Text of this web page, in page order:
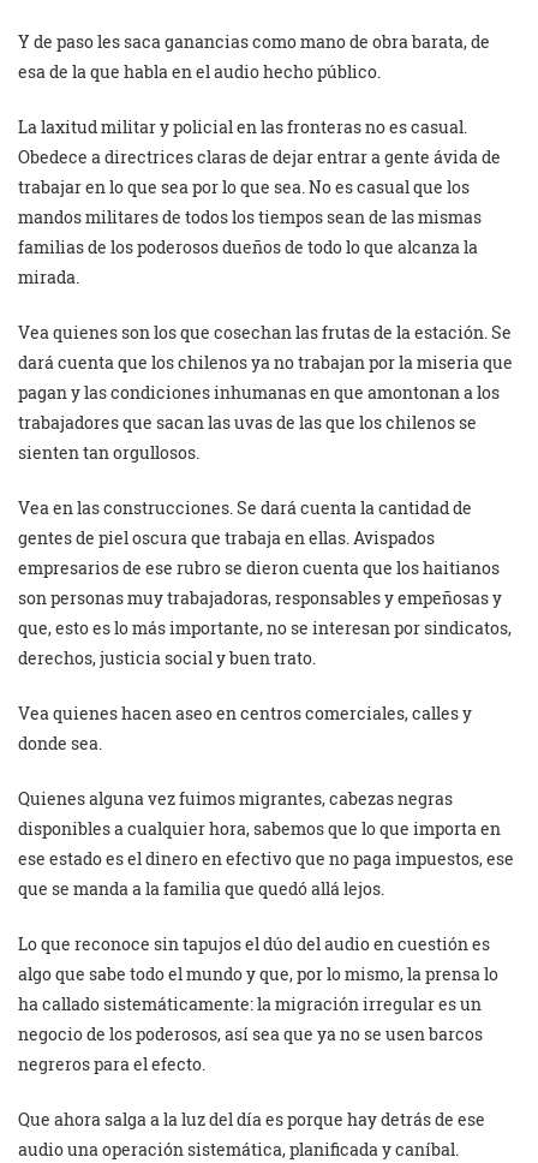
Y de paso les saca ganancias como mano de obra barata, de
esa de la que habla en el audio hecho público.
La laxitud militar y policial en las fronteras no es casual.
Obedece a directrices claras de dejar entrar a gente ávida de
trabajar en lo que sea por lo que sea. No es casual que los
mandos militares de todos los tiempos sean de las mismas
familias de los poderosos dueños de todo lo que alcanza la
mirada.
Vea quienes son los que cosechan las frutas de la estación. Se
dará cuenta que los chilenos ya no trabajan por la miseria que
pagan y las condiciones inhumanas en que amontonan a los
trabajadores que sacan las uvas de las que los chilenos se
sienten tan orgullosos.
Vea en las construcciones. Se dará cuenta la cantidad de
gentes de piel oscura que trabaja en ellas. Avispados
empresarios de ese rubro se dieron cuenta que los haitianos
son personas muy trabajadoras, responsables y empeñosas y
que, esto es lo más importante, no se interesan por sindicatos,
derechos, justicia social y buen trato.
Vea quienes hacen aseo en centros comerciales, calles y
donde sea.
Quienes alguna vez fuimos migrantes, cabezas negras
disponibles a cualquier hora, sabemos que lo que importa en
ese estado es el dinero en efectivo que no paga impuestos, ese
que se manda a la familia que quedó allá lejos.
Lo que reconoce sin tapujos el dúo del audio en cuestión es
algo que sabe todo el mundo y que, por lo mismo, la prensa lo
ha callado sistemáticamente: la migración irregular es un
negocio de los poderosos, así sea que ya no se usen barcos
negreros para el efecto.
Que ahora salga a la luz del día es porque hay detrás de ese
audio una operación sistemática, planificada y caníbal.